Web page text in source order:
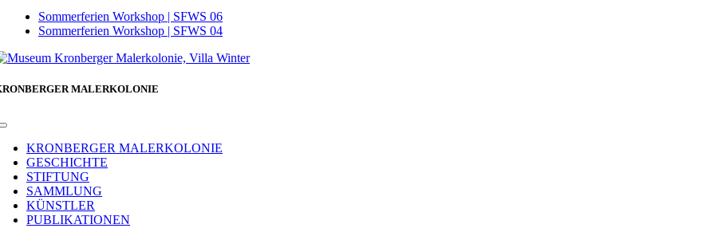
Sommerferien Workshop | SFWS 06
Sommerferien Workshop | SFWS 04
MALERKOLONIE
Toggle
NavigationKRONBERGER MALERKOLONIE
GESCHICHTE
STIFTUNG
SAMMLUNG
KÜNSTLER
PUBLIKATIONEN